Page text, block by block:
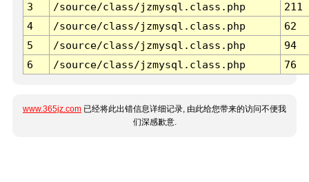
3 /source/class/jzmysql.class.php
211
4
/source/class/jzmysql.class.php
62
5
/source/class/jzmysql.class.php
94
6
/source/class/jzmysql.class.php 76
www.365jz.com 已经将此出错信息详细记录, 由此给您带来的访问不便我
们深感歉意.